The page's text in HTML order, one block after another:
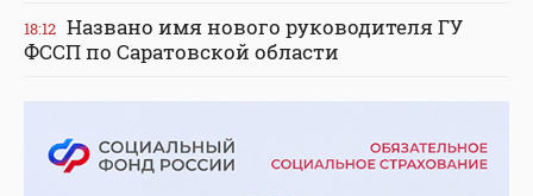
18:12 Названо имя нового руководителя ГУ
ФССП по Саратовской области